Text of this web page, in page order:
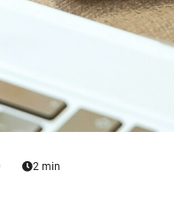
2 min